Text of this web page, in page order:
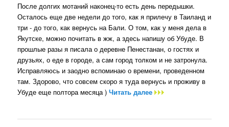
После долгих мотаний наконец-то есть день передышки.
Осталось еще две недели до того, как я прилечу в Таиланд и
три - до того, как вернусь на Бали. О том, как у меня дела в
Якутске, можно почитать в жж, а здесь напишу об Убуде. В
прошлые разы я писала о деревне Пенестанан, о гостях и
друзьях, о еде в городе, а сам город толком и не затронула.
Исправляюсь и заодно вспоминаю о времени, проведенном
там. Здорово, что совсем скоро я туда вернусь и проживу в
Убуде еще полтора месяца )Читать далее